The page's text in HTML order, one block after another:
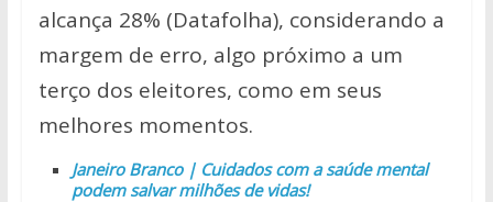
alcança 28% (Datafolha), considerando a
margem de erro, algo próximo a um
terço dos eleitores, como em seus
melhores momentos.
Janeiro Branco | Cuidados com a saúde mental
podem salvar milhões de vidas!